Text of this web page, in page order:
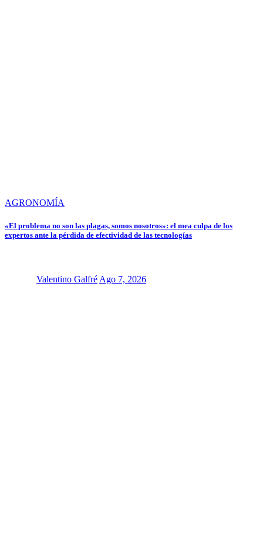
AGRONOMÍA
«El problema no son las plagas, somos nosotros»: el mea culpa de los
expertos ante la pérdida de efectividad de las tecnologías
Valentino Galfré Ago 7, 2026